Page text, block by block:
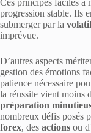
progression stable. Ils
submerger par la
imprévue.
D’autres aspects
gestion des émotions
patience nécessaire
la réussite vient moins
préparation
nombreux défis posés
forex, des actions ou